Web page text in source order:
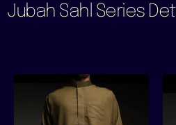
Jubah Sahl Series